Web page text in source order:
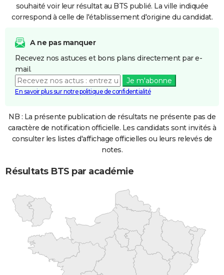
souhaité voir leur résultat au BTS publié. La ville indiquée
correspond à celle de l'établissement d'origine du candidat.
A ne pas manquer
Recevez nos astuces et bons plans directement par e-
mail.
Je m'abonne
En savoir plus sur notre politique de confidentialité
NB : La présente publication de résultats ne présente pas de
caractère de notification officielle. Les candidats sont invités à
consulter les listes d'affichage officielles ou leurs relevés de
notes.
Résultats BTS par académie